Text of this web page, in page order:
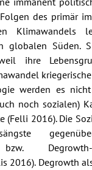
des primär
Klimawandels
globalen Süden.
ihre
werden es
noch sozialen)
(Felli 2016). Die
bzw.
2016). Degrowth